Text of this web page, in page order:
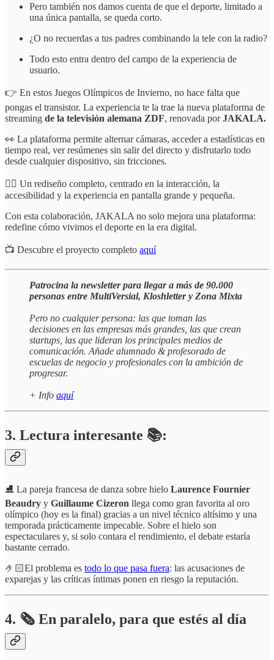
Pero también nos damos cuenta de que el deporte, limitado a
una única pantalla, se queda corto.
¿O no recuerdas a tus padres combinando la tele con la radio?
Todo esto entra dentro del campo de la experiencia de
usuario.
👉 En estos Juegos Olímpicos de Invierno, no hace falta que
pongas el transistor. La experiencia te la trae la nueva plataforma de
streaming de la televisión alemana ZDF, renovada porJAKALA.
👀 La plataforma permite alternar cámaras, acceder a estadísticas en
tiempo real, ver resúmenes sin salir del directo y disfrutarlo todo
desde cualquier dispositivo, sin fricciones.
👌🏼 Un rediseño completo, centrado en la interacción, la
accesibilidad y la experiencia en pantalla grande y pequeña.
Con esta colaboración, JAKALA no solo mejora una plataforma:
redefine cómo vivimos el deporte en la era digital.
📺 Descubre el proyecto completo aquí
Patrocina la newsletter para llegar a más de 90.000
personas entre MultiVersial, Kloshletter y Zona Mixta
Pero no cualquier persona: las que toman las
decisiones en las empresas más grandes, las que crean
startups, las que lideran los principales medios de
comunicación. Añade alumnado & profesorado de
escuelas de negocio y profesionales con la ambición de
progresar.
+ Info aquí
3. Lectura interesante 📚:
⛸️ La pareja francesa de danza sobre hielo Laurence Fournier
Beaudry y Guillaume Cizeron llega como gran favorita al oro
olímpico (hoy es la final) gracias a un nivel técnico altísimo y una
temporada prácticamente impecable. Sobre el hielo son
espectaculares y, si solo contara el rendimiento, el debate estaría
bastante cerrado.
🤌🏻El problema es todo lo que pasa fuera: las acusaciones de
exparejas y las críticas íntimas ponen en riesgo la reputación.
4. 🗞️ En paralelo, para que estés al día